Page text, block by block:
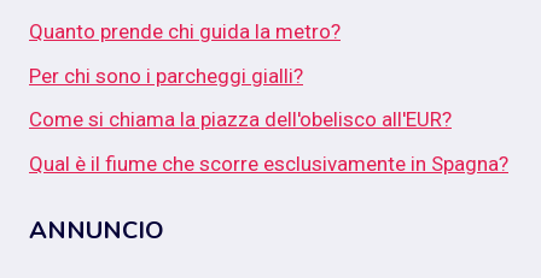
Quanto prende chi guida la metro?
Per chi sono i parcheggi gialli?
Come si chiama la piazza dell'obelisco all'EUR?
Qual è il fiume che scorre esclusivamente in Spagna?
ANNUNCIO